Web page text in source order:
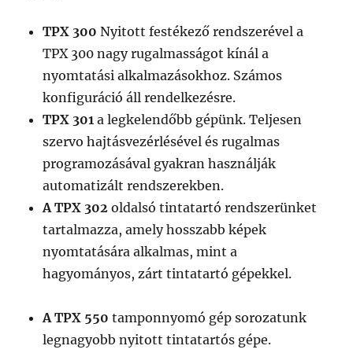
TPX 300 Nyitott festékező rendszerével a
TPX 300 nagy rugalmasságot kínál a
nyomtatási alkalmazásokhoz. Számos
konfiguráció áll rendelkezésre.
TPX 301 a legkelendőbb gépünk. Teljesen
szervo hajtásvezérlésével és rugalmas
programozásával gyakran használják
automatizált rendszerekben.
A TPX 302 oldalsó tintatartó rendszerünket
tartalmazza, amely hosszabb képek
nyomtatására alkalmas, mint a
hagyományos, zárt tintatartó gépekkel.
A TPX 550 tamponnyomó gép sorozatunk
legnagyobb nyitott tintatartós gépe.